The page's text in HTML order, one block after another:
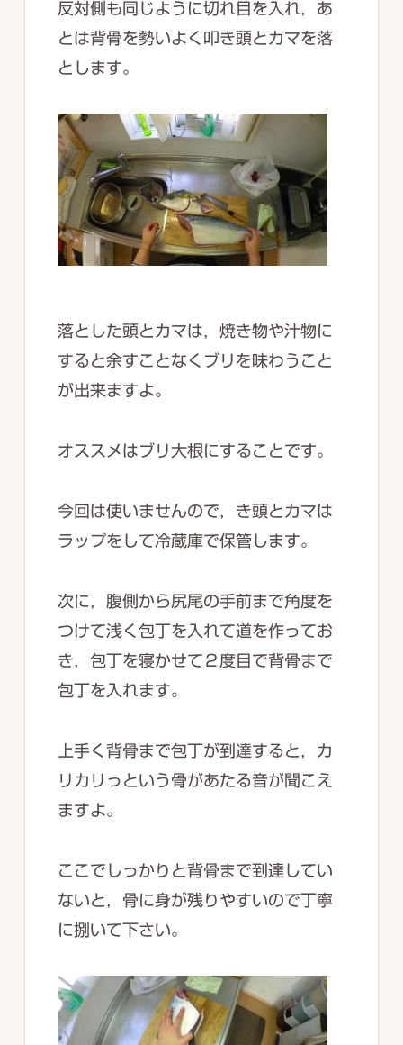
反対側も同じように切れ目を入れ，あ
とは背骨を勢いよく叩き頭とカマを落
とします。
落とした頭とカマは，焼き物や汁物に
すると余すことなくブリを味わうこと
が出来ますよ。
オススメはブリ大根にすることです。
今回は使いませんので，き頭とカマは
ラップをして冷蔵庫で保管します。
次に，腹側から尻尾の手前まで角度を
つけて浅く包丁を入れて道を作ってお
き，包丁を寝かせて２度目で背骨まで
包丁を入れます。
上手く背骨まで包丁が到達すると，カ
リカリっという骨があたる音が聞こえ
ますよ。
ここでしっかりと背骨まで到達してい
ないと，骨に身が残りやすいので丁寧
に捌いて下さい。